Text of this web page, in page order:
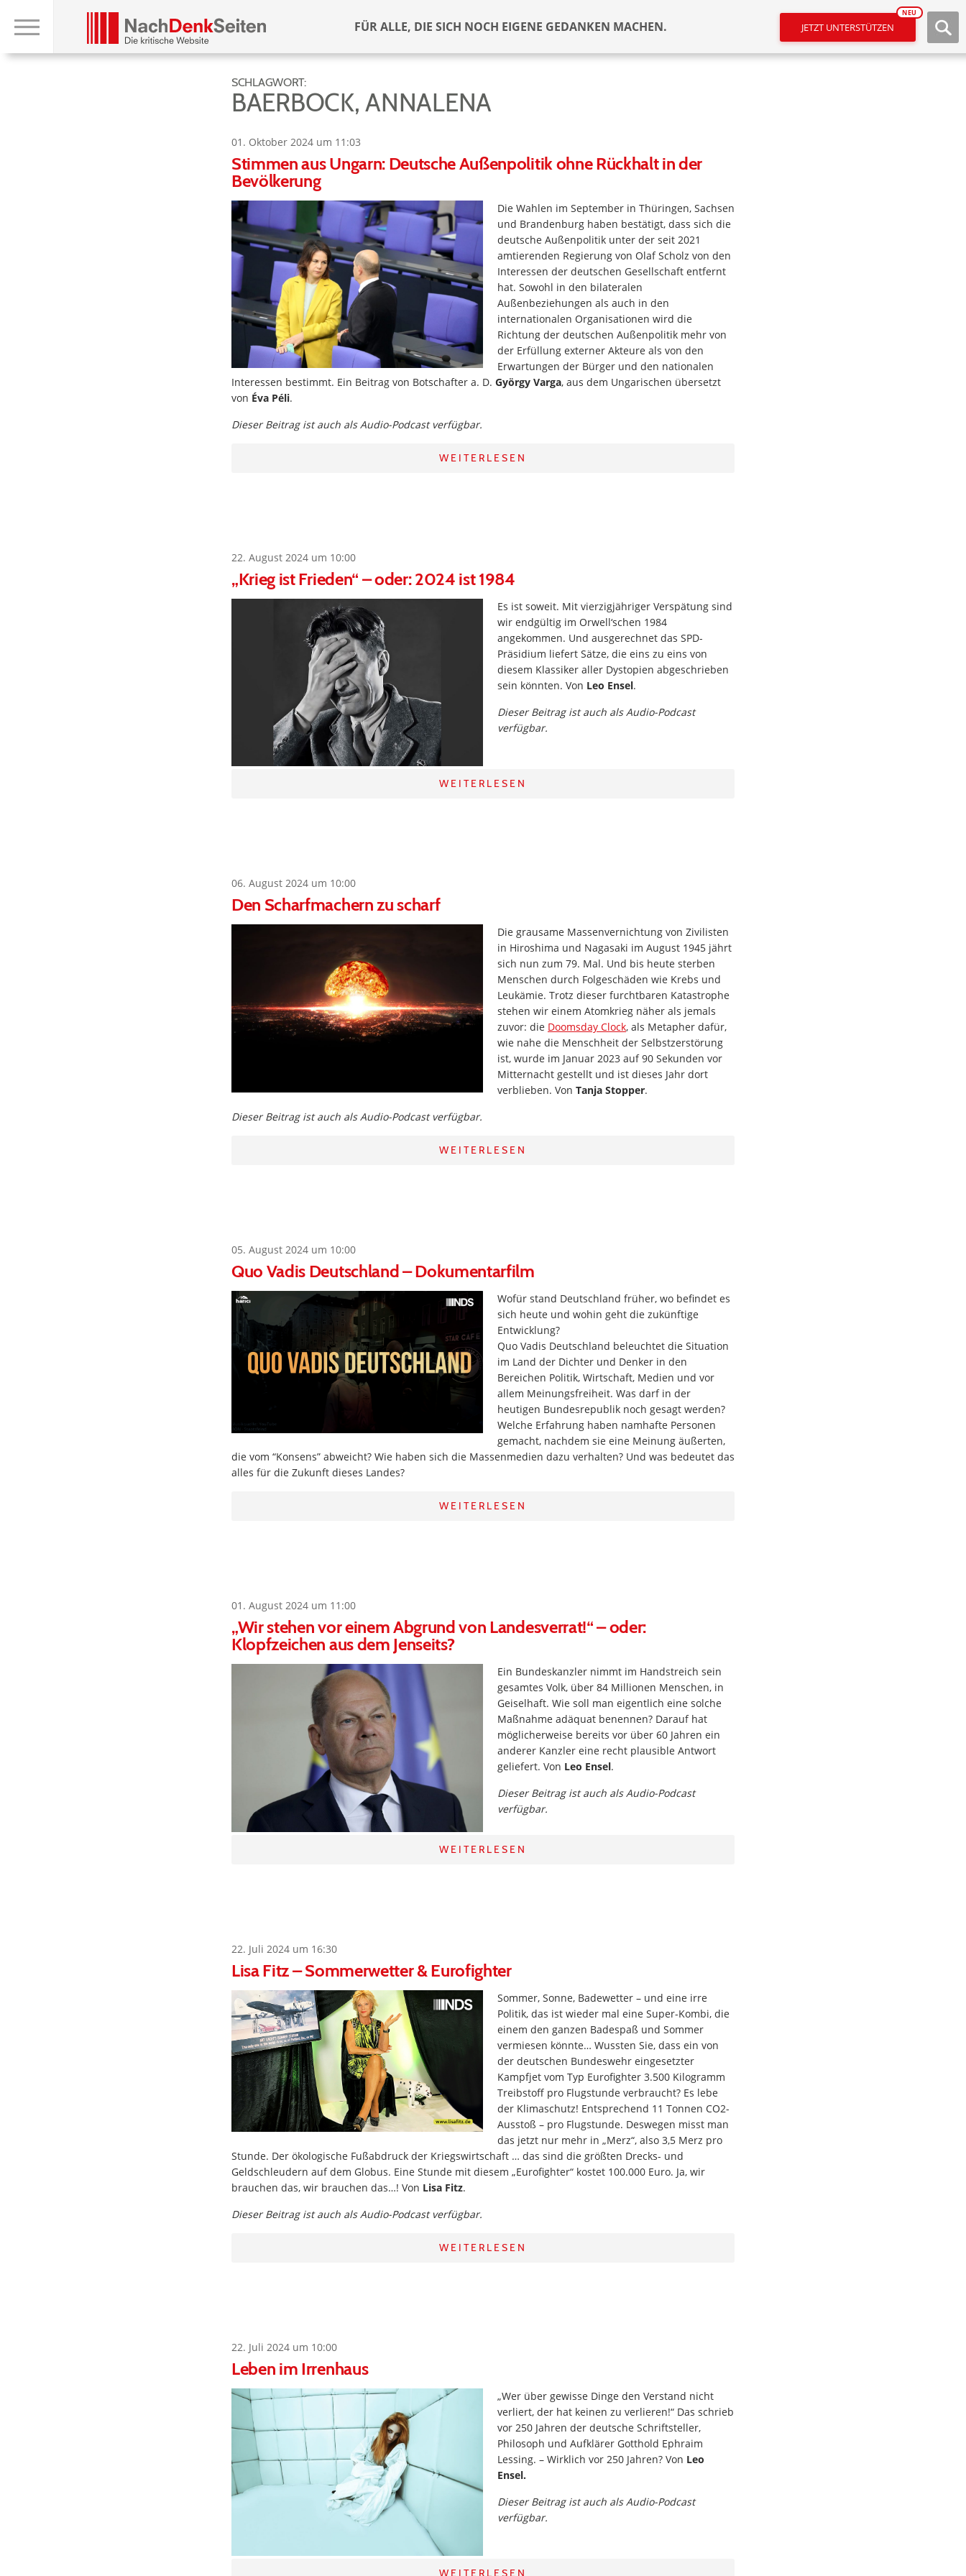
FÜR ALLE, DIE SICH NOCH EIGENE GEDANKEN MACHEN. JETZT UNTERSTÜTZEN
NEU
SCHLAGWORT:
BAERBOCK, ANNALENA
01. Oktober 2024 um 11:03
Stimmen aus Ungarn: Deutsche Außenpolitik ohne Rückhalt in der
Bevölkerung
Die Wahlen im September in Thüringen, Sachsen
und Brandenburg haben bestätigt, dass sich die
deutsche Außenpolitik unter der seit 2021
amtierenden Regierung von Olaf Scholz von den
Interessen der deutschen Gesellschaft entfernt
hat. Sowohl in den bilateralen
Außenbeziehungen als auch in den
internationalen Organisationen wird die
Richtung der deutschen Außenpolitik mehr von
der Erfüllung externer Akteure als von den
Erwartungen der Bürger und den nationalen
Interessen bestimmt. Ein Beitrag von Botschafter a. D. György Varga, aus dem Ungarischen übersetzt
von Éva Péli.
Dieser Beitrag ist auch als Audio-Podcast verfügbar.
WEITERLESEN
22. August 2024 um 10:00
„Krieg ist Frieden“ – oder: 2024 ist 1984
Es ist soweit. Mit vierzigjähriger Verspätung sind
wir endgültig im Orwell‘schen 1984
angekommen. Und ausgerechnet das SPD-
Präsidium liefert Sätze, die eins zu eins von
diesem Klassiker aller Dystopien abgeschrieben
sein könnten. Von Leo Ensel.
Dieser Beitrag ist auch als Audio-Podcast
verfügbar.
WEITERLESEN
06. August 2024 um 10:00
Den Scharfmachern zu scharf
Die grausame Massenvernichtung von Zivilisten
in Hiroshima und Nagasaki im August 1945 jährt
sich nun zum 79. Mal. Und bis heute sterben
Menschen durch Folgeschäden wie Krebs und
Leukämie. Trotz dieser furchtbaren Katastrophe
stehen wir einem Atomkrieg näher als jemals
zuvor: die Doomsday Clock, als Metapher dafür,
wie nahe die Menschheit der Selbstzerstörung
ist, wurde im Januar 2023 auf 90 Sekunden vor
Mitternacht gestellt und ist dieses Jahr dort
verblieben. Von Tanja Stopper.
Dieser Beitrag ist auch als Audio-Podcast verfügbar.
WEITERLESEN
05. August 2024 um 10:00
Quo Vadis Deutschland – Dokumentarfilm
Wofür stand Deutschland früher, wo befindet es
sich heute und wohin geht die zukünftige
Entwicklung?
Quo Vadis Deutschland beleuchtet die Situation
im Land der Dichter und Denker in den
Bereichen Politik, Wirtschaft, Medien und vor
allem Meinungsfreiheit. Was darf in der
heutigen Bundesrepublik noch gesagt werden?
Welche Erfahrung haben namhafte Personen
gemacht, nachdem sie eine Meinung äußerten,
die vom “Konsens” abweicht? Wie haben sich die Massenmedien dazu verhalten? Und was bedeutet das
alles für die Zukunft dieses Landes?
WEITERLESEN
01. August 2024 um 11:00
„Wir stehen vor einem Abgrund von Landesverrat!“ – oder:
Klopfzeichen aus dem Jenseits?
Ein Bundeskanzler nimmt im Handstreich sein
gesamtes Volk, über 84 Millionen Menschen, in
Geiselhaft. Wie soll man eigentlich eine solche
Maßnahme adäquat benennen? Darauf hat
möglicherweise bereits vor über 60 Jahren ein
anderer Kanzler eine recht plausible Antwort
geliefert. Von Leo Ensel.
Dieser Beitrag ist auch als Audio-Podcast
verfügbar.
WEITERLESEN
22. Juli 2024 um 16:30
Lisa Fitz – Sommerwetter & Eurofighter
Sommer, Sonne, Badewetter – und eine irre
Politik, das ist wieder mal eine Super-Kombi, die
einem den ganzen Badespaß und Sommer
vermiesen könnte… Wussten Sie, dass ein von
der deutschen Bundeswehr eingesetzter
Kampfjet vom Typ Eurofighter 3.500 Kilogramm
Treibstoff pro Flugstunde verbraucht? Es lebe
der Klimaschutz! Entsprechend 11 Tonnen CO2-
Ausstoß – pro Flugstunde. Deswegen misst man
das jetzt nur mehr in „Merz“, also 3,5 Merz pro
Stunde. Der ökologische Fußabdruck der Kriegswirtschaft … das sind die größten Drecks- und
Geldschleudern auf dem Globus. Eine Stunde mit diesem „Eurofighter“ kostet 100.000 Euro. Ja, wir
brauchen das, wir brauchen das…! Von Lisa Fitz.
Dieser Beitrag ist auch als Audio-Podcast verfügbar.
WEITERLESEN
22. Juli 2024 um 10:00
Leben im Irrenhaus
„Wer über gewisse Dinge den Verstand nicht
verliert, der hat keinen zu verlieren!“ Das schrieb
vor 250 Jahren der deutsche Schriftsteller,
Philosoph und Aufklärer Gotthold Ephraim
Lessing. – Wirklich vor 250 Jahren? Von Leo
Ensel.
Dieser Beitrag ist auch als Audio-Podcast
verfügbar.
WEITERLESEN